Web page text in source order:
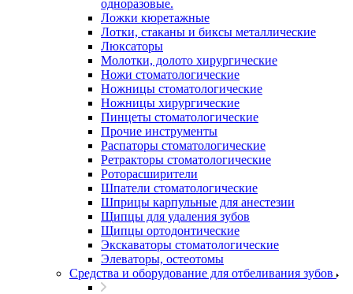
одноразовые.
Ложки кюретажные
Лотки, стаканы и биксы металлические
Люксаторы
Молотки, долото хирургические
Ножи стоматологические
Ножницы стоматологические
Ножницы хирургические
Пинцеты стоматологические
Прочие инструменты
Распаторы стоматологические
Ретракторы стоматологические
Роторасширители
Шпатели стоматологические
Шприцы карпульные для анестезии
Щипцы для удаления зубов
Щипцы ортодонтические
Экскаваторы стоматологические
Элеваторы, остеотомы
Средства и оборудование для отбеливания зубов